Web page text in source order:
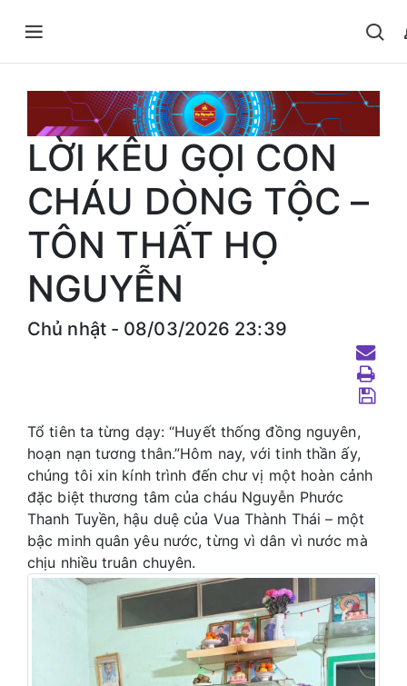
LỜI KÊU GỌI CON
CHÁU DÒNG TỘC –
TÔN THẤT HỌ
NGUYỄN
Chủ nhật - 08/03/2026 23:39
Tổ tiên ta từng dạy: “Huyết thống đồng nguyên,
hoạn nạn tương thân.”Hôm nay, với tinh thần ấy,
chúng tôi xin kính trình đến chư vị một hoàn cảnh
đặc biệt thương tâm của cháu Nguyễn Phước
Thanh Tuyền, hậu duệ của Vua Thành Thái – một
bậc minh quân yêu nước, từng vì dân vì nước mà
chịu nhiều truân chuyên.